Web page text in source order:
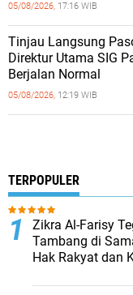
05/08/2026, 17:16 WIB
‎Tinjau Langsung
‎Direktur Utama SIG
Berjalan Normal ‎
05/08/2026, 12:19 WIB
TERPOPULER
Zikra Al-Farisy
Tambang di
Hak Rakyat dan